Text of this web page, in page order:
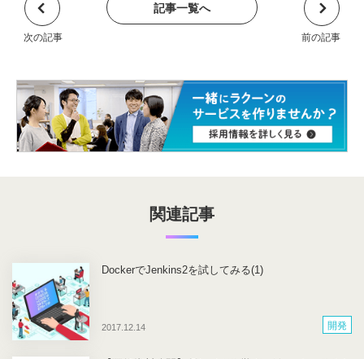
記事一覧へ
関連記事
2017.12.14
DockerでJenkins2を試してみる(1)
開発